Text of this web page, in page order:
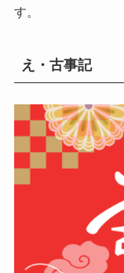
す。
え・古事記